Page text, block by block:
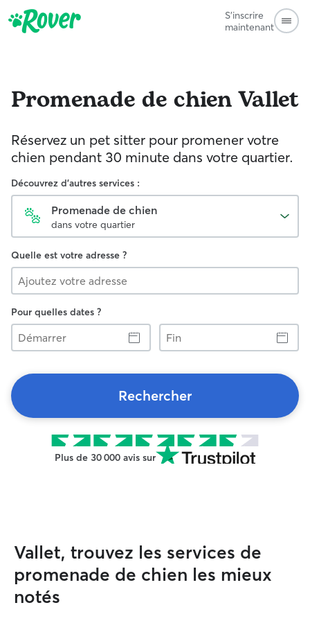
S'inscrire
maintenant
Promenade de chienVallet
Réservez un pet sitter pour promener votre
chien pendant 30 minute dans votre quartier.
Découvrez d'autres services :
Promenade de chien
dans votre quartier
Quelle est votre adresse ?
Pour quelles dates ?
Démarrer
Fin
Rechercher
Plus de 30 000 avis sur
Vallet, trouvez les services de
promenade de chien les mieux
notés